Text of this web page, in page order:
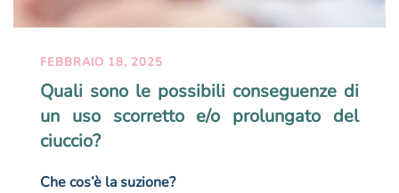
FEBBRAIO 18, 2025
Quali sono le possibili conseguenze di
un uso scorretto e/o prolungato del
ciuccio?
Che cos’è la suzione?